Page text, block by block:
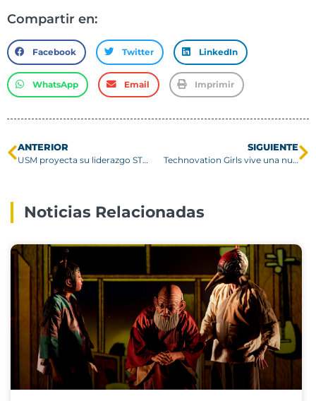
Compartir en:
Facebook Twitter LinkedIn
WhatsApp Email Imprimir
ANTERIOR
USM proyecta su liderazgo STEM en encuentro latinoamericano de educación superior
SIGUIENTE
Technovation Girls vive una nueva jornada de innovación y talento femenino en la USM
Noticias Relacionadas